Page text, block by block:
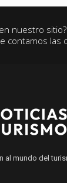
nuestro
contamos las
al mundo del